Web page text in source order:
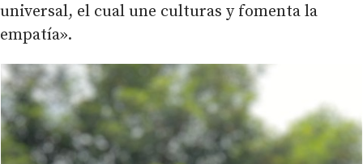
universal, el cual une culturas y fomenta la
empatía».